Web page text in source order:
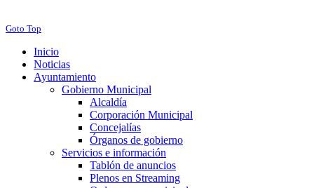
Goto Top
Inicio
Noticias
Ayuntamiento
Gobierno Municipal
Alcaldía
Corporación Municipal
Concejalías
Órganos de gobierno
Servicios e información
Tablón de anuncios
Plenos en Streaming